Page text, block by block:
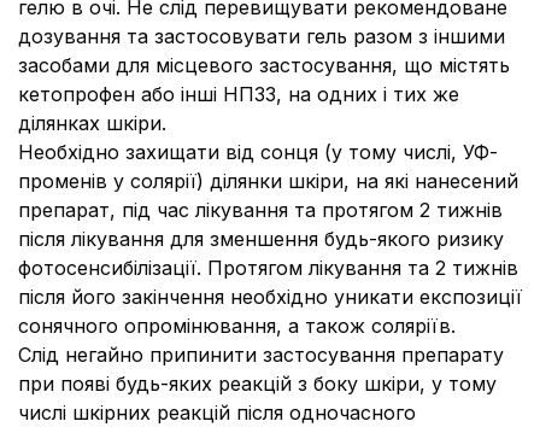
гелю в очі. Не слід перевищувати рекомендоване
дозування та застосовувати гель разом з іншими
засобами для місцевого застосування, що містять
кетопрофен або інші НПЗЗ, на одних і тих же
ділянках шкіри.
Необхідно захищати від сонця (у тому числі, УФ-
променів у солярії) ділянки шкіри, на які нанесений
препарат, під час лікування та протягом 2 тижнів
після лікування для зменшення будь-якого ризику
фотосенсибілізації. Протягом лікування та 2 тижнів
після його закінчення необхідно уникати експозиції
сонячного опромінювання, а також соляріїв.
Слід негайно припинити застосування препарату
при появі будь-яких реакцій з боку шкіри, у тому
числі шкірних реакцій після одночасного